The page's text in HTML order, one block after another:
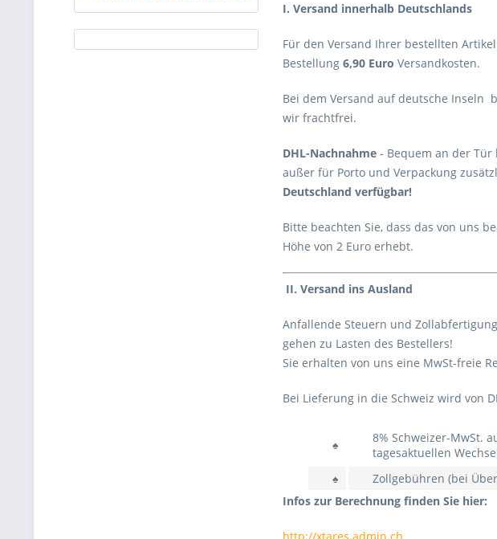
I. Versand innerhalb Deutschlands
Für den Versand Ihrer bestellten
Bestellung 6,90 Euro Versandkosten.
Bei dem Versand auf deutsche Inseln
wir frachtfrei.
DHL-Nachnahme - Bequem an der
außer für Porto und Verpackung
Deutschland verfügbar!
Bitte beachten Sie, dass das von uns
Höhe von 2 Euro erhebt.
II. Versand ins Ausland
Anfallende Steuern und
gehen zu Lasten des Bestellers!
Sie erhalten von uns eine MwSt-freie
Bei Lieferung in die Schweiz wird von
♠
8% Schweizer-MwSt.
tagesaktuellen
♠
Zollgebühren (bei
Infos zur Berechnung finden Sie hier: